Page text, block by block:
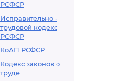
РСФСР
Исправительно -
трудовой кодекс
РСФСР
КоАП РСФСР
Кодекс законов о
труде